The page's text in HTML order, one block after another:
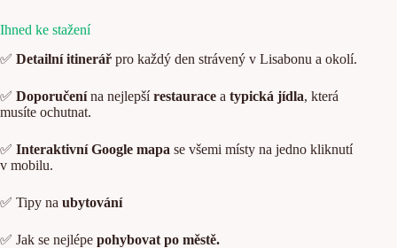
Ihned ke stažení
✅ Detailní itinerář pro každý den strávený v Lisabonu a okolí.
✅ Doporučenína nejlepšírestaurace a typická jídla, která
musíte ochutnat.
✅ Interaktivní Google mapa se všemi místy na jedno kliknutí
v mobilu.
✅ Tipy na ubytování
✅ Jak se nejlépe pohybovat po městě.